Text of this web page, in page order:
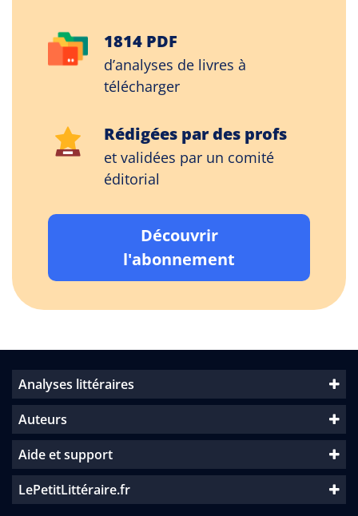
1814 PDF
d’analyses de livres à
télécharger
Rédigées par des profs
et validées par un comité
éditorial
Découvrir
l'abonnement
Analyses littéraires
Auteurs
Aide et support
LePetitLittéraire.fr